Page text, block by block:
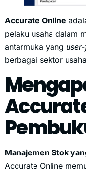
Accurate Online
pelaku usaha dalam
antarmuka yang
berbagai sektor
Manajemen Stok
Accurate Online